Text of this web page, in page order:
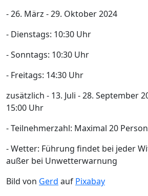
- 26. März - 29. Oktober 2024
- Dienstags: 10:30 Uhr
- Sonntags: 10:30 Uhr
- Freitags: 14:30 Uhr
zusätzlich - 13. Juli - 28. September
15:00 Uhr
- Teilnehmerzahl: Maximal 20
- Wetter: Führung findet bei jeder
außer bei Unwetterwarnung
Bild von Gerd auf Pixabay